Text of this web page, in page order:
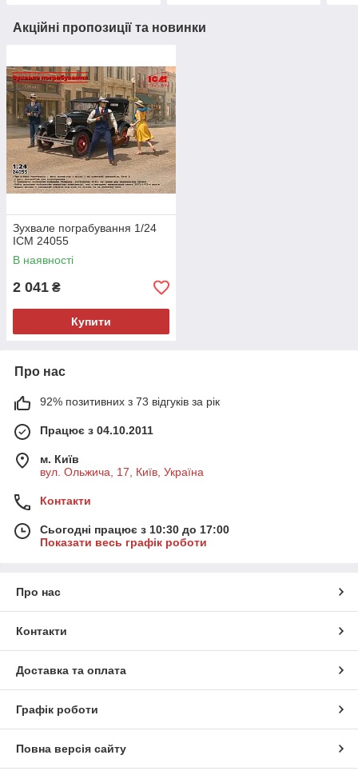
Акційні пропозиції та новинки
Зухвале пограбування 1/24
ICM 24055
В наявності
2 041 ₴
Купити
Про нас
92% позитивних з 73 відгуків за рік
Працює з 04.10.2011
м. Київ
вул. Ольжича, 17, Київ, Україна
Контакти
Сьогодні працює з 10:30 до 17:00
Показати весь графік роботи
Про нас
Контакти
Доставка та оплата
Графік роботи
Повна версія сайту